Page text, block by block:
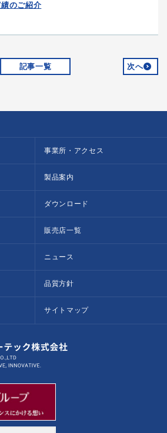
のご紹介
記事一覧 次へ
事業所・アクセス
製品案内
ダウンロード
販売店一覧
ニュース
品質方針
サイトマップ